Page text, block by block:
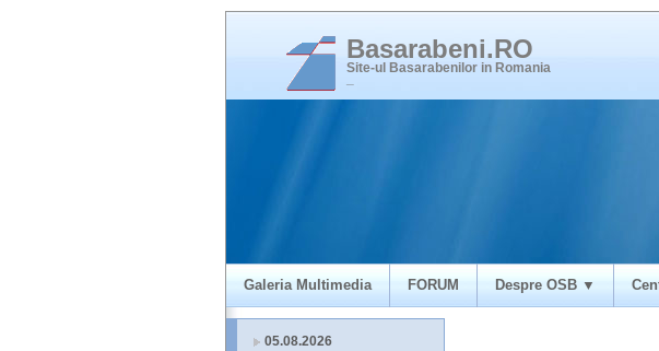
Basarabeni.RO
Site-ul Basarabenilor in Romania
Galeria Multimedia FORUM Despre OSB ▼
05.08.2026